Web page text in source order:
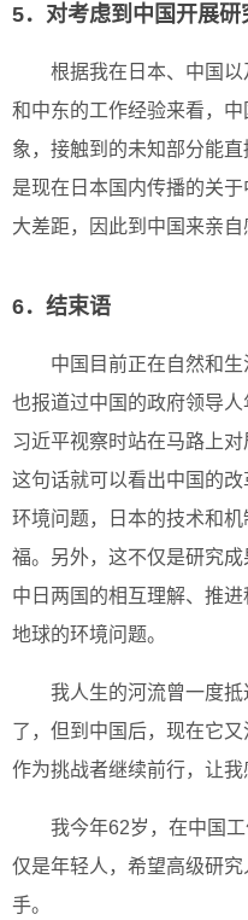
5．对考虑到中国开展
根据我在日本、中国
和中东的工作经验来看，
象，接触到的未知部分能
是现在日本国内传播的关
大差距，因此到中国来亲自
6．结束语
中国目前正在自然和
也报道过中国的政府领导
习近平视察时站在马路上
这句话就可以看出中国的
环境问题，日本的技术和
福。另外，这不仅是研究
中日两国的相互理解、推
地球的环境问题。
我人生的河流曾一度
了，但到中国后，现在它
作为挑战者继续前行，让我
我今年62岁，在中国
仅是年轻人，希望高级研
手。